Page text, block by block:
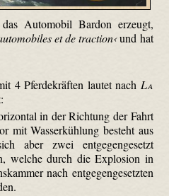
Automobil Bardon erzeugt,
et de traction‹und hat
4 Pferdekräften lautet nach La
in der Richtung der Fahrt
mit Wasserkühlung besteht aus
aber zwei entgegengesetzt
welche durch die Explosion in
nach entgegengesetzten